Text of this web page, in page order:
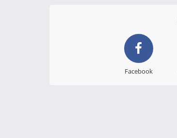
Facebook